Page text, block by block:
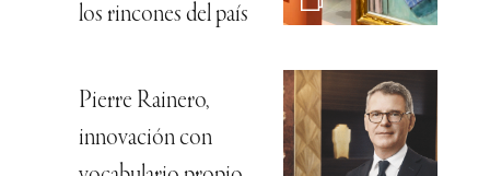
los rincones del país
Pierre Rainero,
innovación con